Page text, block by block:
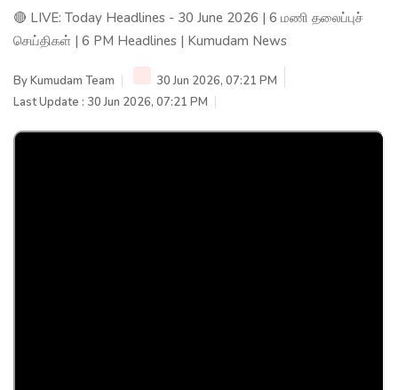
🔴 LIVE: Today Headlines - 30 June 2026 | 6 மணி தலைப்புச்
செய்திகள் | 6 PM Headlines | Kumudam News
ByKumudam Team
30 Jun 2026, 07:21 PM
Last Update : 30 Jun 2026, 07:21 PM